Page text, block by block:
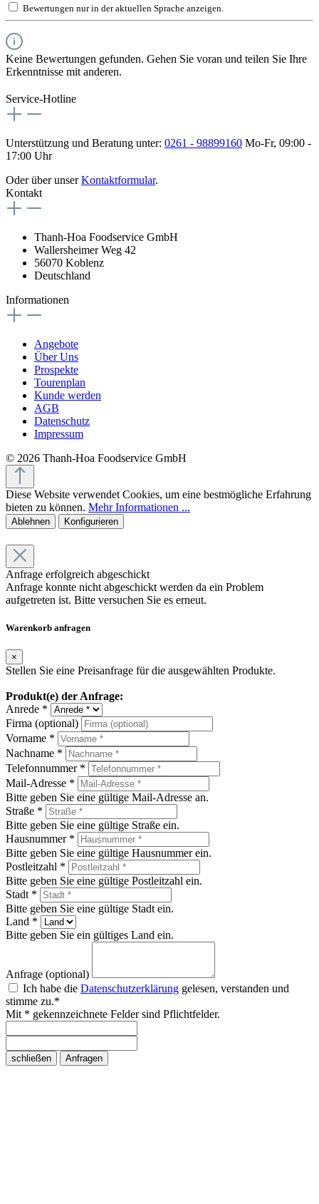
Bewertungen nur in der aktuellen Sprache anzeigen.
Keine Bewertungen gefunden. Gehen Sie voran und teilen Sie Ihre
Erkenntnisse mit anderen.
Service-Hotline
Unterstützung und Beratung unter: 0261 - 98899160 Mo-Fr, 09:00 -
17:00 Uhr
Oder über unserKontaktformular.
Kontakt
Thanh-Hoa Foodservice GmbH
Wallersheimer Weg 42
56070 Koblenz
Deutschland
Informationen
Angebote
Über Uns
Prospekte
Tourenplan
Kunde werden
AGB
Datenschutz
Impressum
© 2026 Thanh-Hoa Foodservice GmbH
Diese Website verwendet Cookies, um eine bestmögliche Erfahrung
bieten zu können. Mehr Informationen ...
Ablehnen Konfigurieren
Anfrage erfolgreich abgeschickt
Anfrage konnte nicht abgeschickt werden da ein Problem
aufgetreten ist. Bitte versuchen Sie es erneut.
Warenkorb anfragen
×
Stellen Sie eine Preisanfrage für die ausgewählten Produkte.
Produkt(e) der Anfrage:
Anrede *
Firma (optional)
Vorname *
Nachname *
Telefonnummer *
Mail-Adresse *
Bitte geben Sie eine gültige Mail-Adresse an.
Straße *
Bitte geben Sie eine gültige Straße ein.
Hausnummer *
Bitte geben Sie eine gültige Hausnummer ein.
Postleitzahl *
Bitte geben Sie eine gültige Postleitzahl ein.
Stadt *
Bitte geben Sie eine gültige Stadt ein.
Land *
Bitte geben Sie ein gültiges Land ein.
Anfrage (optional)
Ich habe die Datenschutzerklärung gelesen, verstanden und
stimme zu.*
Mit * gekennzeichnete Felder sind Pflichtfelder.
schließen Anfragen